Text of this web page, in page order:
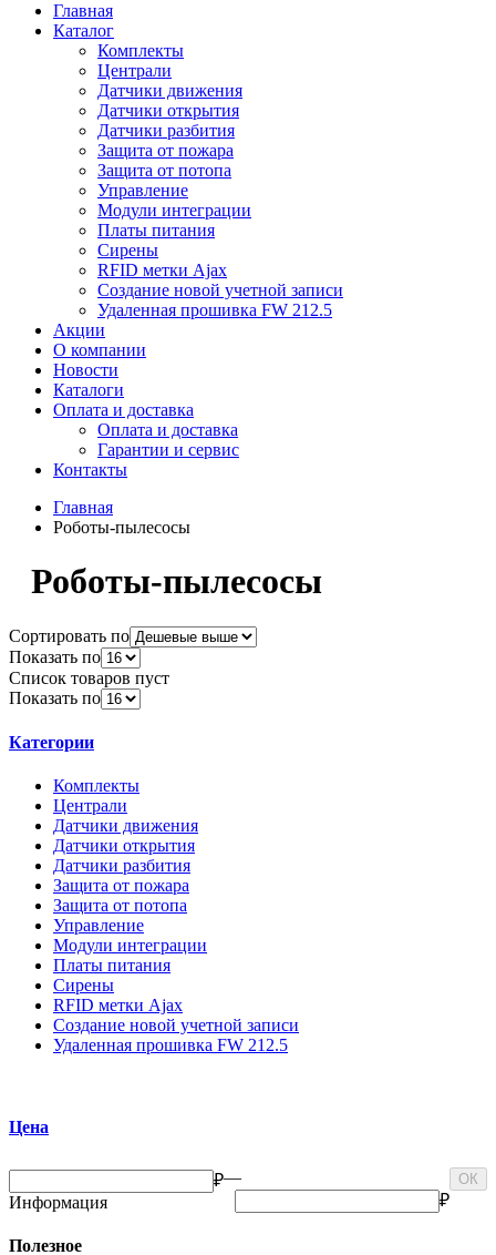
Главная
Каталог
Комплекты
Централи
Датчики движения
Датчики открытия
Датчики разбития
Защита от пожара
Защита от потопа
Управление
Модули интеграции
Платы питания
Сирены
RFID метки Ajax
Создание новой учетной записи
Удаленная прошивка FW 212.5
Акции
О компании
Новости
Каталоги
Оплата и доставка
Оплата и доставка
Гарантии и сервис
Контакты
Главная
Роботы-пылесосы
Роботы-пылесосы
Сортировать по
Показать по
Список товаров пуст
Показать по
Категории
Комплекты
Централи
Датчики движения
Датчики открытия
Датчики разбития
Защита от пожара
Защита от потопа
Управление
Модули интеграции
Платы питания
Сирены
RFID метки Ajax
Создание новой учетной записи
Удаленная прошивка FW 212.5
Цена
₽— ОК
₽
Информация
Полезное